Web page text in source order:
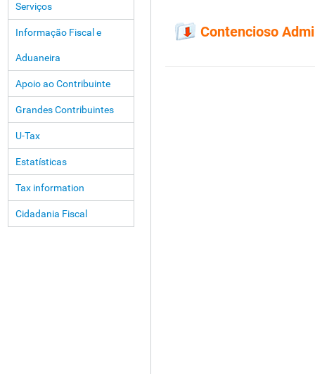
Serviços
Informação Fiscal e
Aduaneira
Apoio ao Contribuinte
Grandes Contribuintes
U-Tax
Estatísticas
Tax information
Cidadania Fiscal
Contencioso